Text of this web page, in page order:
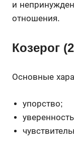
и
отношения.
Козерог
Основные
упорство;